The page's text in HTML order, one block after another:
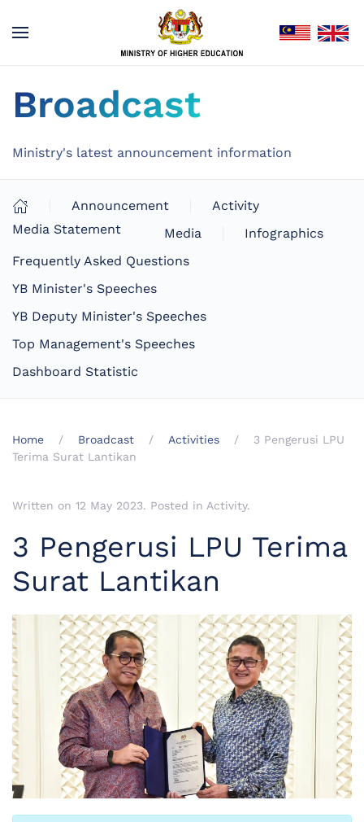
Broadcast
Ministry's latest announcement information
Announcement
Activity
Media Statement
Media
Infographics
Frequently Asked Questions
YB Minister's Speeches
YB Deputy Minister's Speeches
Top Management's Speeches
Dashboard Statistic
Home Broadcast Activities
3 Pengerusi LPU
Terima Surat Lantikan
Written on 12 May 2023. Posted in Activity.
3 Pengerusi LPU Terima
Surat Lantikan